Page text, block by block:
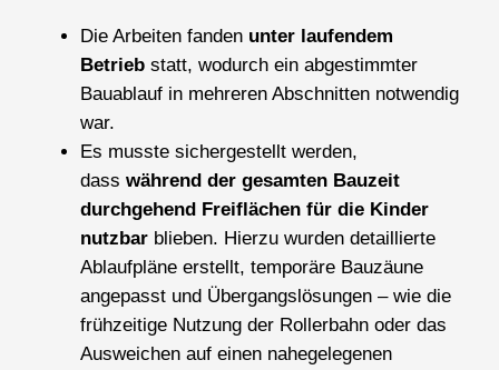
Die Arbeiten fanden unter laufendem
Betrieb statt, wodurch ein abgestimmter
Bauablauf in mehreren Abschnitten notwendig
war.
Es musste sichergestellt werden,
dass während der gesamten Bauzeit
durchgehend Freiflächen für die Kinder
nutzbar blieben. Hierzu wurden detaillierte
Ablaufpläne erstellt, temporäre Bauzäune
angepasst und Übergangslösungen – wie die
frühzeitige Nutzung der Rollerbahn oder das
Ausweichen auf einen nahegelegenen